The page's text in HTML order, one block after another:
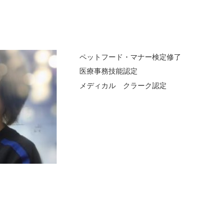
ペットフード・マナー検定修了
医療事務技能認定
メディカル クラーク認定